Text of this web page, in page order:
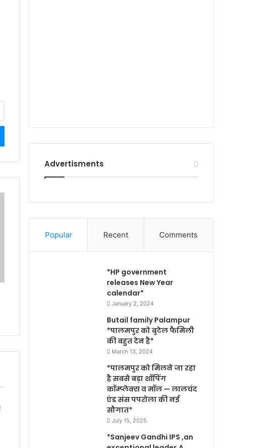
Advertisments
Popular Recent Comments
*HP government
releases New Year
calendar*
January 2, 2024
Butail family Palampur
*पालमपुर को बुटेल फैमिली
की बहुत देन है*
March 13, 2024
*पालमपुर को मिलने जा रहा
है सबसे बड़ा शॉपिंग
कॉम्प्लेक्स व मॉल — लालचंद
एंड संस पपरोला की नई
सौगात*
July 15, 2025
*Sanjeev Gandhi IPS ,an